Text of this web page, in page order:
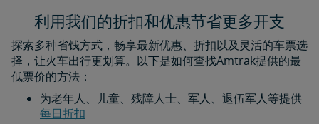
利用我们的折扣和优惠节省更多开支
探索多种省钱方式，畅享最新优惠、折扣以及灵活的车票选
择，让火车出行更划算。以下是如何查找Amtrak提供的最
低票价的方法：
为老年人、儿童、残障人士、军人、退伍军人等提供
每日折扣​​​​​​​